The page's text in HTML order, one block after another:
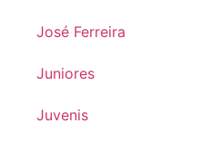
José Ferreira
Juniores
Juvenis